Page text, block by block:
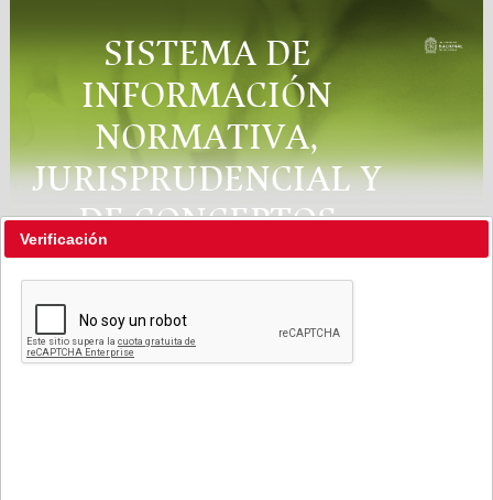
SISTEMA DE
INFORMACIÓN
NORMATIVA,
JURISPRUDENCIAL Y
DE CONCEPTOS
"RÉGIMEN LEGAL"
Verificación